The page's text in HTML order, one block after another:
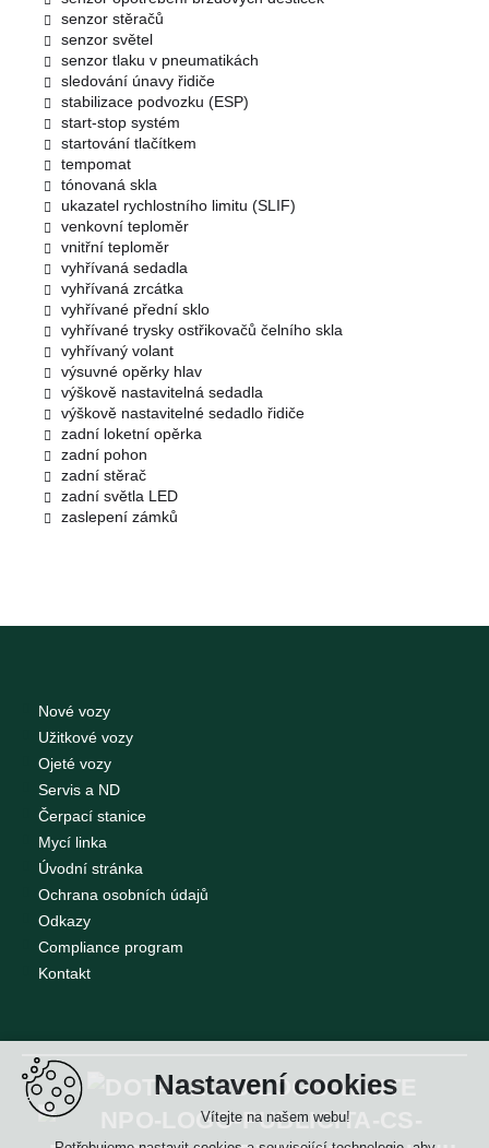
senzor stěračů
senzor světel
senzor tlaku v pneumatikách
sledování únavy řidiče
stabilizace podvozku (ESP)
start-stop systém
startování tlačítkem
tempomat
tónovaná skla
ukazatel rychlostního limitu (SLIF)
venkovní teploměr
vnitřní teploměr
vyhřívaná sedadla
vyhřívaná zrcátka
vyhřívané přední sklo
vyhřívané trysky ostřikovačů čelního skla
vyhřívaný volant
výsuvné opěrky hlav
výškově nastavitelná sedadla
výškově nastavitelné sedadlo řidiče
zadní loketní opěrka
zadní pohon
zadní stěrač
zadní světla LED
zaslepení zámků
Nové vozy
Užitkové vozy
Ojeté vozy
Servis a ND
Čerpací stanice
Mycí linka
Úvodní stránka
Ochrana osobních údajů
Odkazy
Compliance program
Kontakt
Nastavení cookies
Vítejte na našem webu!